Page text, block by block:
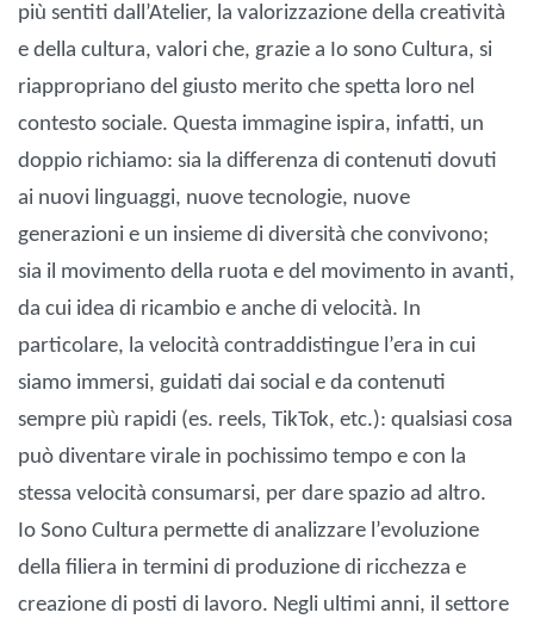
più sentiti dall’Atelier, la valorizzazione della creatività
e della cultura, valori che, grazie a Io sono Cultura, si
riappropriano del giusto merito che spetta loro nel
contesto sociale. Questa immagine ispira, infatti, un
doppio richiamo: sia la differenza di contenuti dovuti
ai nuovi linguaggi, nuove tecnologie, nuove
generazioni e un insieme di diversità che convivono;
sia il movimento della ruota e del movimento in avanti,
da cui idea di ricambio e anche di velocità. In
particolare, la velocità contraddistingue l’era in cui
siamo immersi, guidati dai social e da contenuti
sempre più rapidi (es. reels, TikTok, etc.): qualsiasi cosa
può diventare virale in pochissimo tempo e con la
stessa velocità consumarsi, per dare spazio ad altro.
Io Sono Cultura permette di analizzare l’evoluzione
della filiera in termini di produzione di ricchezza e
creazione di posti di lavoro. Negli ultimi anni, il settore